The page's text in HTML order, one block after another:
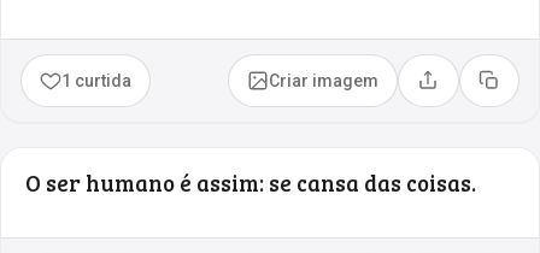
1 curtida Criar imagem Compartilhar
Copiar
O ser humano é assim: se cansa das coisas.